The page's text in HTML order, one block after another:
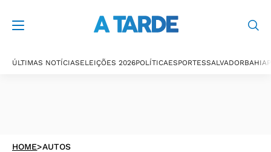
ÚLTIMAS NOTÍCIASELEIÇÕES 2026POLÍTICAESPORTESSALVADORBAHIA
HOME>AUTOS